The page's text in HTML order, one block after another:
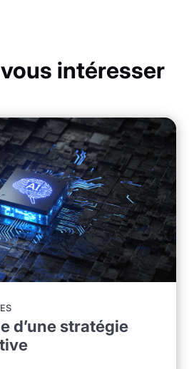
intéresser
d’une stratégie